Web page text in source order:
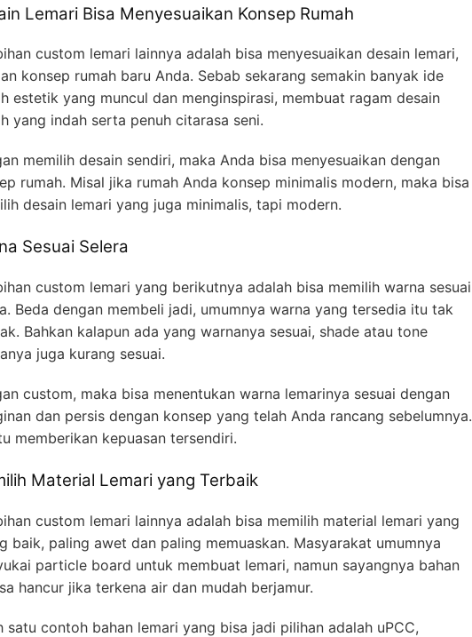
Lemari Bisa Menyesuaikan Konsep Rumah
custom lemari lainnya adalah bisa menyesuaikan desain lemari,
konsep rumah baru Anda. Sebab sekarang semakin banyak ide
estetik yang muncul dan menginspirasi, membuat ragam desain
yang indah serta penuh citarasa seni.
memilih desain sendiri, maka Anda bisa menyesuaikan dengan
rumah. Misal jika rumah Anda konsep minimalis modern, maka bisa
desain lemari yang juga minimalis, tapi modern.
Sesuai Selera
custom lemari yang berikutnya adalah bisa memilih warna sesuai
Beda dengan membeli jadi, umumnya warna yang tersedia itu tak
Bahkan kalapun ada yang warnanya sesuai, shade atau tone
juga kurang sesuai.
custom, maka bisa menentukan warna lemarinya sesuai dengan
dan persis dengan konsep yang telah Anda rancang sebelumnya.
memberikan kepuasan tersendiri.
Material Lemari yang Terbaik
custom lemari lainnya adalah bisa memilih material lemari yang
baik, paling awet dan paling memuaskan. Masyarakat umumnya
particle board untuk membuat lemari, namun sayangnya bahan
hancur jika terkena air dan mudah berjamur.
satu contoh bahan lemari yang bisa jadi pilihan adalah uPCC,